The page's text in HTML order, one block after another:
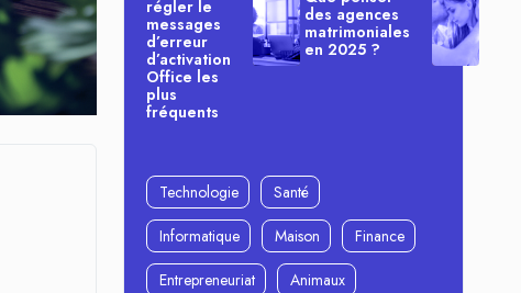
régler le
messages
d’erreur
d’activation
Office les
plus
fréquents
des agences
matrimoniales
en 2025 ?
Technologie
Santé
Informatique
Maison
Finance
Entrepreneuriat
Animaux